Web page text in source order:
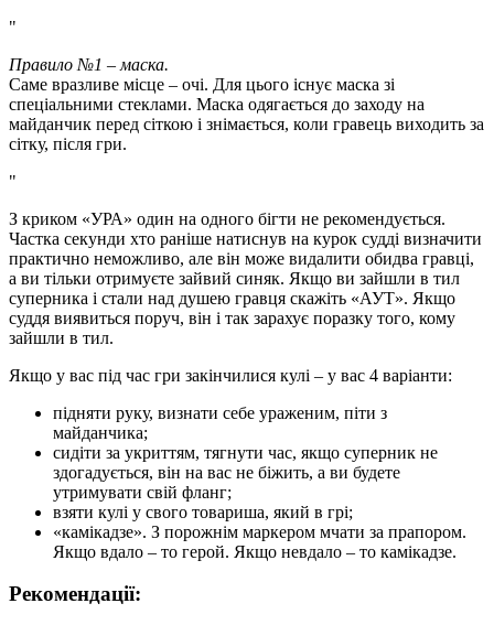
Правило №1 – маска.
Саме вразливе місце – очі. Для цього існує маска зі
спеціальними стеклами. Маска одягається до заходу на
майданчик перед сіткою і знімається, коли гравець виходить за
сітку, після гри.
З криком «УРА» один на одного бігти не рекомендується.
Частка секунди хто раніше натиснув на курок судді визначити
практично неможливо, але він може видалити обидва гравці,
а ви тільки отримуєте зайвий синяк. Якщо ви зайшли в тил
суперника і стали над душею гравця скажіть «АУТ». Якщо
суддя виявиться поруч, він і так зарахує поразку того, кому
зайшли в тил.
Якщо у вас під час гри закінчилися кулі – у вас 4 варіанти:
підняти руку, визнати себе ураженим, піти з
майданчика;
сидіти за укриттям, тягнути час, якщо суперник не
здогадується, він на вас не біжить, а ви будете
утримувати свій фланг;
взяти кулі у свого товариша, який в грі;
«камікадзе». З порожнім маркером мчати за прапором.
Якщо вдало – то герой. Якщо невдало – то камікадзе.
Рекомендації: